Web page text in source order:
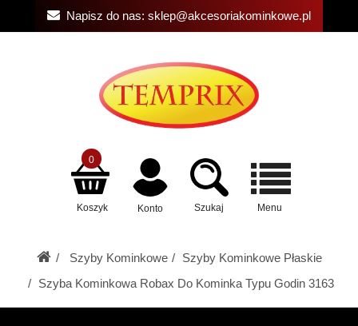
Napisz do nas: sklep@akcesoriakominkowe.pl
Koszyk
0
Konto Szukaj Menu
Szyby Kominkowe
Szyby Kominkowe Płaskie
Szyba Kominkowa Robax Do Kominka Typu Godin 3163